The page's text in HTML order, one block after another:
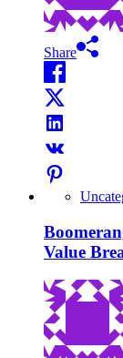
Share
Value